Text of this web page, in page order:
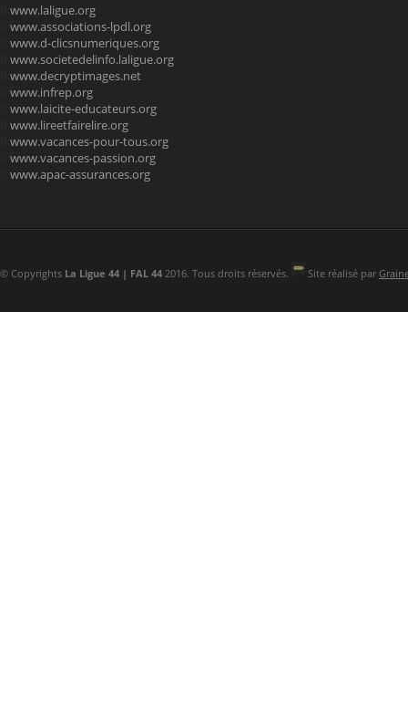
www.laligue.org
www.associations-lpdl.org
www.d-clicsnumeriques.org
www.societedelinfo.laligue.org
www.decryptimages.net
www.infrep.org
www.laicite-educateurs.org
www.lireetfairelire.org
www.vacances-pour-tous.org
www.vacances-passion.org
www.apac-assurances.org
© Copyrights La Ligue 44 | FAL 44 2016. Tous droits réservés. Site réalisé par